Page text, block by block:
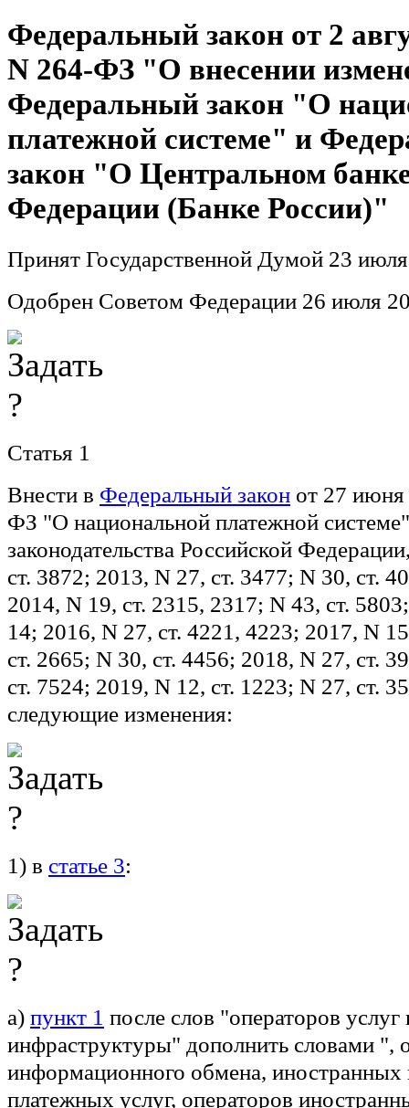
Федеральный закон от 2
N 264-ФЗ "О внесении
Федеральный закон "О
платежной системе" и
закон "О Центральном
Федерации (Банке России)"
Принят Государственной Думой 23
Одобрен Советом Федерации 26 июля
Статья 1
Внести в Федеральный закон от 27 июня
ФЗ "О национальной платежной
законодательства Российской
ст. 3872; 2013, N 27, ст. 3477; N 30, ст.
2014, N 19, ст. 2315, 2317; N 43, ст.
14; 2016, N 27, ст. 4221, 4223; 2017, N
ст. 2665; N 30, ст. 4456; 2018, N 27, ст.
ст. 7524; 2019, N 12, ст. 1223; N 27, ст.
следующие изменения:
1) в статье 3:
а) пункт 1 после слов "операторов
инфраструктуры" дополнить словами ",
информационного обмена, иностранных
платежных услуг, операторов